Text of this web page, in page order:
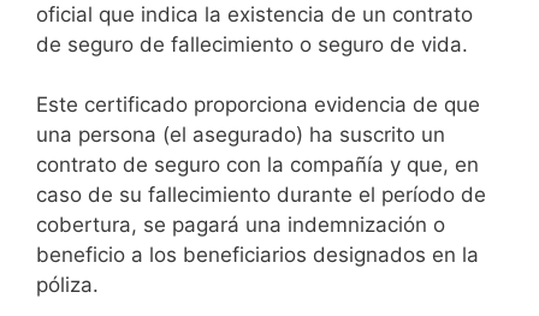
oficial que indica la existencia de un contrato
de seguro de fallecimiento o seguro de vida.
Este certificado proporciona evidencia de que
una persona (el asegurado) ha suscrito un
contrato de seguro con la compañía y que, en
caso de su fallecimiento durante el período de
cobertura, se pagará una indemnización o
beneficio a los beneficiarios designados en la
póliza.